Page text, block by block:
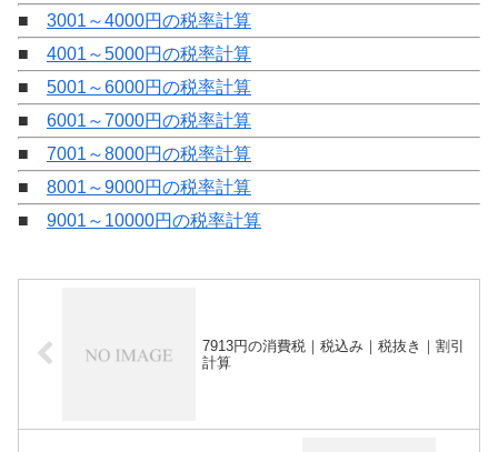
■ 3001～4000円の税率計算
■ 4001～5000円の税率計算
■ 5001～6000円の税率計算
■ 6001～7000円の税率計算
■ 7001～8000円の税率計算
■ 8001～9000円の税率計算
■ 9001～10000円の税率計算
7913円の消費税｜税込み｜税抜き｜割引
計算